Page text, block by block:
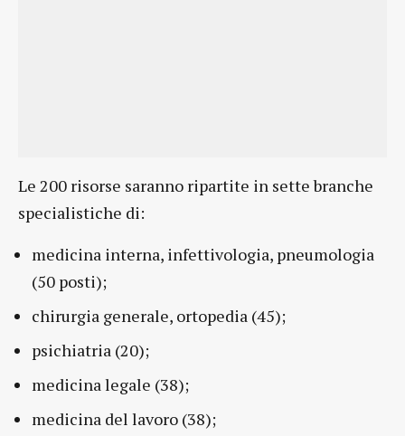
Le 200 risorse saranno ripartite in sette branche
specialistiche di:
medicina interna, infettivologia, pneumologia
(50 posti);
chirurgia generale, ortopedia (45);
psichiatria (20);
medicina legale (38);
medicina del lavoro (38);